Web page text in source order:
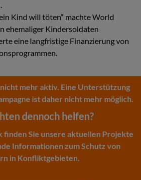
Kind will töten“ machte World
ehemaliger Kindersoldaten
eine langfristige Finanzierung von
mehr aktiv. Eine Unterstützung
ist daher nicht mehr möglich.
dennoch helfen?
finden Sie unsere aktuellen Projekte
Informationen zum Schutz von
in Konfliktgebieten.